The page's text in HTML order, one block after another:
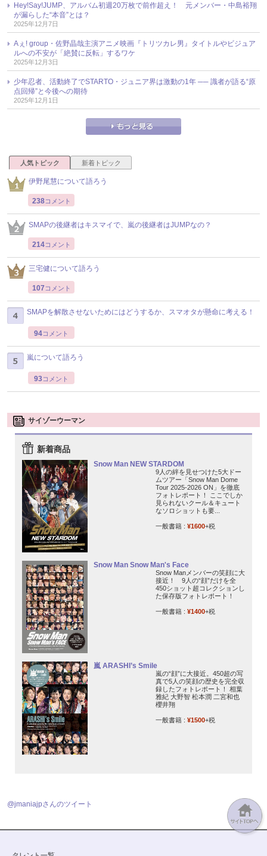
Hey!Say!JUMP、アルバム初週20万枚で前作超え！ 元メンバー・中島裕翔
が漏らした“本音”とは？
2025年12月7日
Aぇ! group・佐野晶哉主演アニメ映画『トリツカレ男』タイトルやビジュア
ルへの不安が「絶賛に反転」するワケ
2025年12月3日
少年忍者、活動終了でSTARTO・ジュニア界は激動の1年 ── 識者が語る“原
点回帰”と今後への期待
2025年12月1日
人気トピック 新着トピック
伊野尾慧について語ろう
238コメント
SMAPの後継者はキスマイで、嵐の後継者はJUMPなの？
214コメント
三宅健について語ろう
107 コメント
SMAPを解散させないためにはどうするか、スマオタが懸命に考える！
94コメント
嵐について語ろう
93コメント
サイゾーウーマン
新着商品
Snow Man NEW STARDOM
9人の絆を見せつけた5大ドー
ムツアー「Snow Man Dome
Tour 2025-2026 ON」を徹底
フォトレポート！ ここでしか
見られないクール＆キュート
なソロショットも要...
一般書籍 : ¥1600+税
Snow Man Snow Man's Face
Snow Manメンバーの笑顔に大
接近！ 9人の“顔”だけを全
450ショット超コレクションし
た保存版フォトレポート！
一般書籍 : ¥1400+税
嵐 ARASHI’s Smile
嵐の“顔”に大接近。450超の写
真で5人の笑顔の歴史を完全収
録したフォトレポート！ 相葉
雅紀 大野智 松本潤 二宮和也
櫻井翔
一般書籍 : ¥1500+税
@jmaniajpさんのツイート